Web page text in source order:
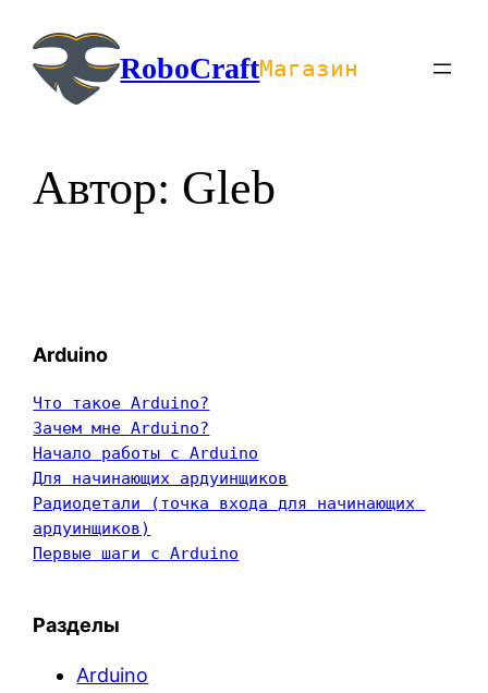
содержимомуRoboCraftМагазин
Автор: Gleb
Arduino
Что такое Arduino?
Зачем мне Arduino?
Начало работы с Arduino
Для начинающих ардуинщиков
Радиодетали (точка входа для начинающих
ардуинщиков)
Первые шаги с Arduino
Разделы
Arduino